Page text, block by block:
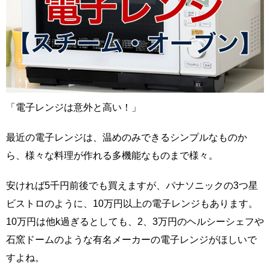
「電子レンジは意外と高い！」
最近の電子レンジは、温めのみできるシンプルなものか
ら、様々な料理が作れる多機能なものまで様々。
安ければ5千円前後でも買えますが、パナソニックの3つ星
ビストロのように、10万円以上の電子レンジもあります。
10万円は他k過ぎるとしても、2、3万円のヘルシーシェフや
石窯ドームのような有名メーカーの電子レンジがほしいで
すよね。